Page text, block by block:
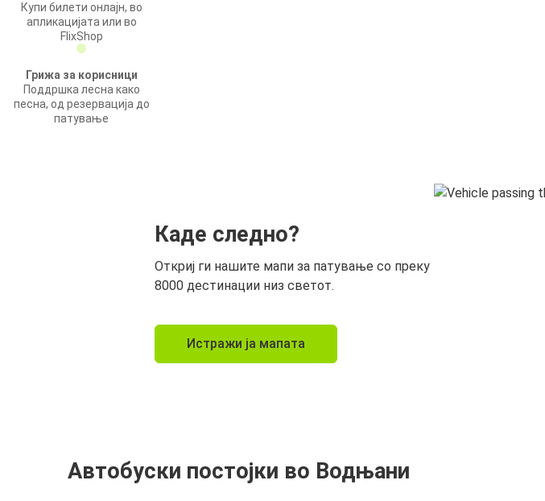
Купи билети онлајн, во
апликацијата или во
FlixShop
Грижа за корисници
Поддршка лесна како
песна, од резервација до
патување
Каде следно?
Откриј ги нашите мапи за патување со преку
8000 дестинации низ светот.
Истражи ја мапата
Автобуски постојки во Водњани